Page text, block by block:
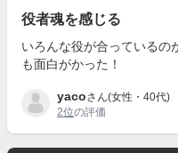
役者魂を感じる
いろんな役が合っているの
も面白がかった！
yacoさん(女性・40代)
2位の評価